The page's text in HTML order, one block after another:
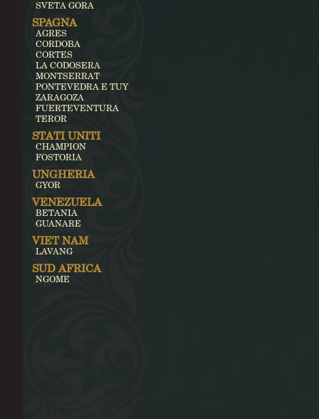
SVETA GORA
SPAGNA
AGRES
CORDOBA
CORTES
LA CODOSERA
MONTSERRAT
PONTEVEDRA E TUY
ZARAGOZA
FUERTEVENTURA
TEROR
STATI UNITI
CHAMPION
FOSTORIA
UNGHERIA
GYOR
VENEZUELA
BETANIA
GUANARE
VIET NAM
LAVANG
SUD AFRICA
NGOME